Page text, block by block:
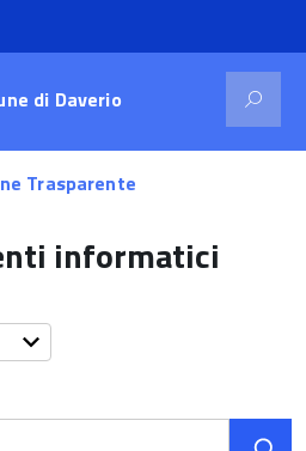
di Daverio
Trasparente
informatici